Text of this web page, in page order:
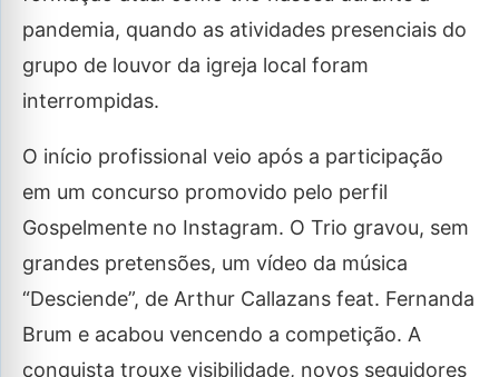
pandemia, quando as atividades presenciais do
grupo de louvor da igreja local foram
interrompidas.
O início profissional veio após a participação
em um concurso promovido pelo perfil
Gospelmente no Instagram. O Trio gravou, sem
grandes pretensões, um vídeo da música
“Desciende”, de Arthur Callazans feat. Fernanda
Brum e acabou vencendo a competição. A
conquista trouxe visibilidade, novos seguidores